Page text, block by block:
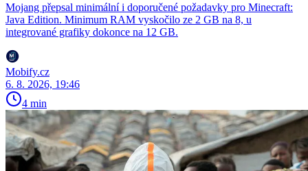
Mojang přepsal minimální i doporučené požadavky pro Minecraft:
Java Edition. Minimum RAM vyskočilo ze 2 GB na 8, u
integrované grafiky dokonce na 12 GB.
Mobify.cz
6. 8. 2026, 19:46
4 min